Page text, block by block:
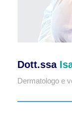
Dott.ssa
Dermatologo e